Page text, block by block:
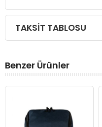
TAKSIT TABLOSU
Benzer Ürünler